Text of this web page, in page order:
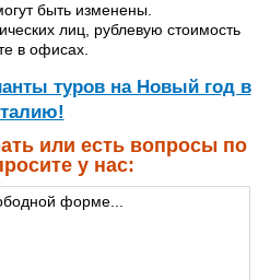
быть изменены.
лиц, рублевую стоимость
в офисах.
туров на Новый год в
или есть вопросы по
у нас: